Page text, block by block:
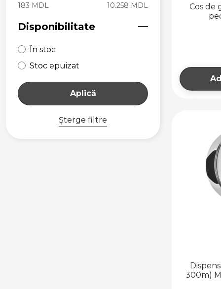
183 MDL 10.258 MDL
Disponibilitate
În stoc
Stoc epuizat
Aplică
Șterge filtre
Cos de
300m)